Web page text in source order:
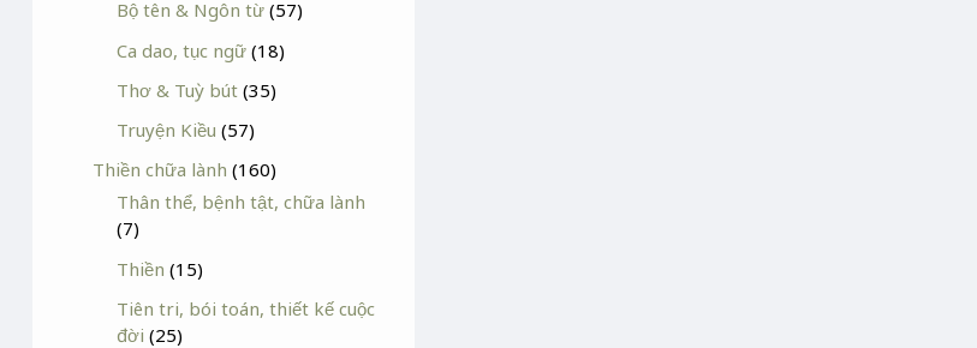
Bộ tên & Ngôn từ (57)
Ca dao, tục ngữ (18)
Thơ & Tuỳ bút (35)
Truyện Kiều (57)
Thiền chữa lành (160)
Thân thể, bệnh tật, chữa lành
(7)
Thiền (15)
Tiên tri, bói toán, thiết kế cuộc
đời (25)